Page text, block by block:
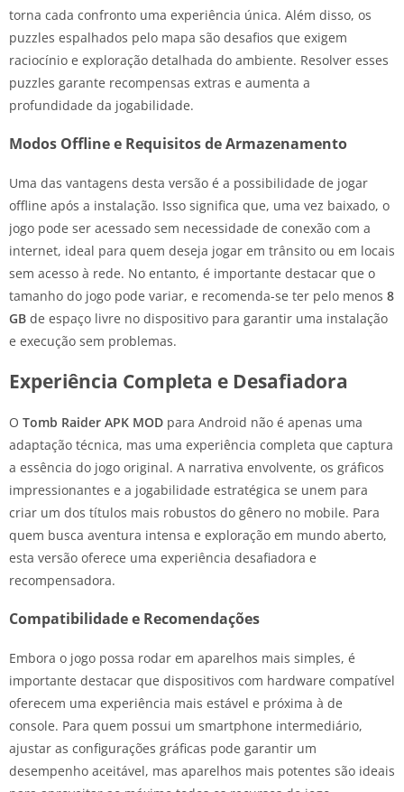
torna cada confronto uma experiência única. Além disso, os
puzzles espalhados pelo mapa são desafios que exigem
raciocínio e exploração detalhada do ambiente. Resolver esses
puzzles garante recompensas extras e aumenta a
profundidade da jogabilidade.
Modos Offline e Requisitos de Armazenamento
Uma das vantagens desta versão é a possibilidade de jogar
offline após a instalação. Isso significa que, uma vez baixado, o
jogo pode ser acessado sem necessidade de conexão com a
internet, ideal para quem deseja jogar em trânsito ou em locais
sem acesso à rede. No entanto, é importante destacar que o
tamanho do jogo pode variar, e recomenda-se ter pelo menos 8
GB de espaço livre no dispositivo para garantir uma instalação
e execução sem problemas.
Experiência Completa e Desafiadora
O Tomb Raider APK MOD para Android não é apenas uma
adaptação técnica, mas uma experiência completa que captura
a essência do jogo original. A narrativa envolvente, os gráficos
impressionantes e a jogabilidade estratégica se unem para
criar um dos títulos mais robustos do gênero no mobile. Para
quem busca aventura intensa e exploração em mundo aberto,
esta versão oferece uma experiência desafiadora e
recompensadora.
Compatibilidade e Recomendações
Embora o jogo possa rodar em aparelhos mais simples, é
importante destacar que dispositivos com hardware compatível
oferecem uma experiência mais estável e próxima à de
console. Para quem possui um smartphone intermediário,
ajustar as configurações gráficas pode garantir um
desempenho aceitável, mas aparelhos mais potentes são ideais